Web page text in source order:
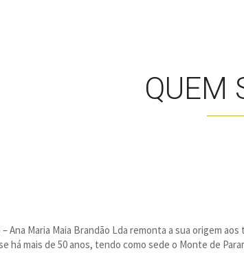
QUEM
Ana Maria Maia Brandão Lda remonta a sua origem
há mais de 50 anos, tendo como sede o Monte de